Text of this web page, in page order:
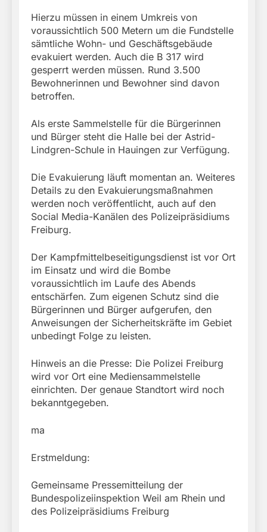
Hierzu müssen in einem Umkreis von
voraussichtlich 500 Metern um die Fundstelle
sämtliche Wohn- und Geschäftsgebäude
evakuiert werden. Auch die B 317 wird
gesperrt werden müssen. Rund 3.500
Bewohnerinnen und Bewohner sind davon
betroffen.
Als erste Sammelstelle für die Bürgerinnen
und Bürger steht die Halle bei der Astrid-
Lindgren-Schule in Hauingen zur Verfügung.
Die Evakuierung läuft momentan an. Weiteres
Details zu den Evakuierungsmaßnahmen
werden noch veröffentlicht, auch auf den
Social Media-Kanälen des Polizeipräsidiums
Freiburg.
Der Kampfmittelbeseitigungsdienst ist vor Ort
im Einsatz und wird die Bombe
voraussichtlich im Laufe des Abends
entschärfen. Zum eigenen Schutz sind die
Bürgerinnen und Bürger aufgerufen, den
Anweisungen der Sicherheitskräfte im Gebiet
unbedingt Folge zu leisten.
Hinweis an die Presse: Die Polizei Freiburg
wird vor Ort eine Mediensammelstelle
einrichten. Der genaue Standtort wird noch
bekanntgegeben.
ma
Erstmeldung:
Gemeinsame Pressemitteilung der
Bundespolizeiinspektion Weil am Rhein und
des Polizeipräsidiums Freiburg